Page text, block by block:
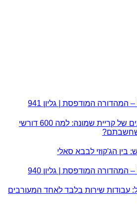
המהדורה המודפסת | גליון 941
המספרים המפתיעים של קריית שמונה: למה 600 דורשי
בין הג'קוזי לבבא סאלי
המהדורה המודפסת | גליון 940
עבודות שירות בלבד לאחד המעורבים